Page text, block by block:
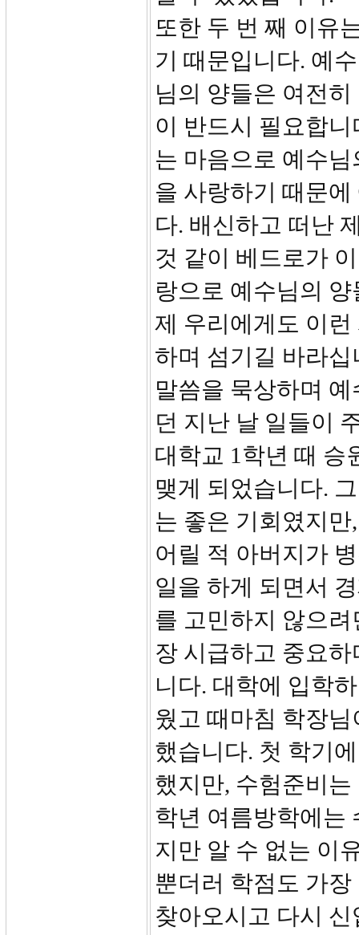
또한 두 번 째 이유
기 때문입니다. 예
님의 양들은 여전
이 반드시 필요합
는 마음으로 예수
을 사랑하기 때문
다. 배신하고 떠난
것 같이 베드로가
랑으로 예수님의
제 우리에게도 이
하며 섬기길 바라십
말씀을 묵상하며
던 지난 날 일들이
대학교 1학년 때 승
맺게 되었습니다.
는 좋은 기회였지
어릴 적 아버지가
일을 하게 되면서
를 고민하지 않으
장 시급하고 중요
니다. 대학에 입학
웠고 때마침 학장
했습니다. 첫 학기
했지만, 수험준비
학년 여름방학에는
지만 알 수 없는 이
뿐더러 학점도 가
찾아오시고 다시